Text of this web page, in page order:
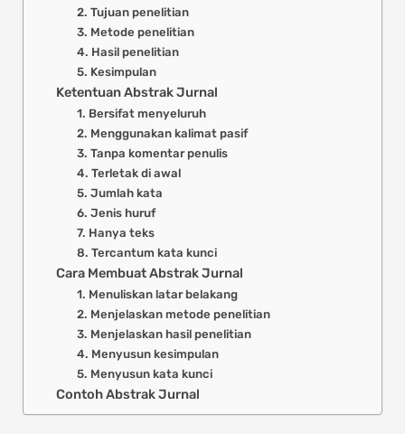
2. Tujuan penelitian
3. Metode penelitian
4. Hasil penelitian
5. Kesimpulan
Ketentuan Abstrak Jurnal
1. Bersifat menyeluruh
2. Menggunakan kalimat pasif
3. Tanpa komentar penulis
4. Terletak di awal
5. Jumlah kata
6. Jenis huruf
7. Hanya teks
8. Tercantum kata kunci
Cara Membuat Abstrak Jurnal
1. Menuliskan latar belakang
2. Menjelaskan metode penelitian
3. Menjelaskan hasil penelitian
4. Menyusun kesimpulan
5. Menyusun kata kunci
Contoh Abstrak Jurnal